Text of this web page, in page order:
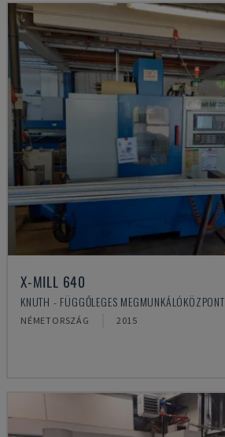
X-MILL 640
KNUTH - FÜGGŐLEGES MEGMUNKÁLÓKÖZPONT
NÉMETORSZÁG 2015